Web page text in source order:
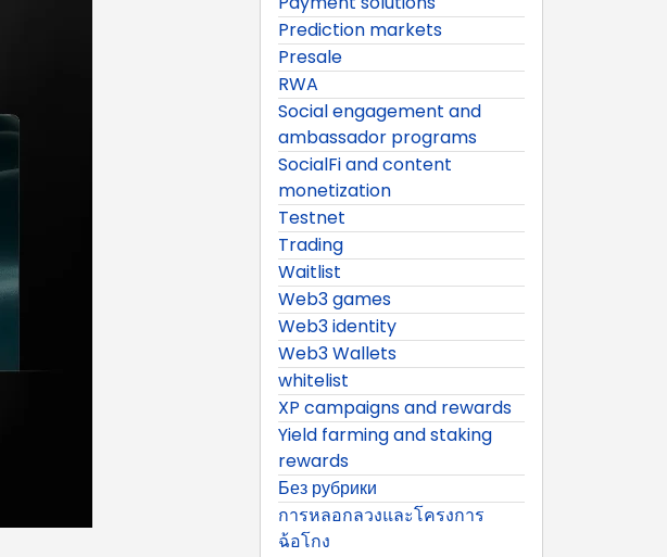
Prediction markets
Presale
RWA
Social engagement and
ambassador programs
SocialFi and content
monetization
Testnet
Trading
Waitlist
Web3 games
Web3 identity
Web3 Wallets
whitelist
XP campaigns and rewards
Yield farming and staking
rewards
Без рубрики
การหลอกลวงและโครงการ
ฉ้อโกง